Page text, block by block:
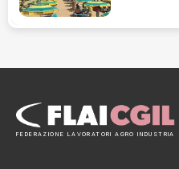
FEDERAZIONE LAVORATORI AGRO INDUSTRIA